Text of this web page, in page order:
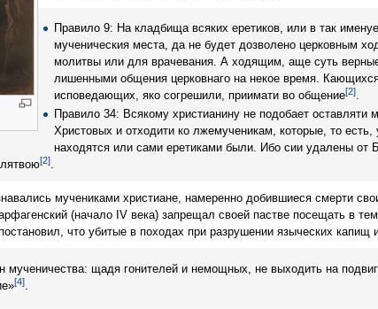
Правило 9: На кладбища всяких еретиков, или в так
мученическия места, да не будет дозволено церковным
молитвы или для врачевания. А ходящим, аще суть
лишенными общения церковнаго на некое время.
исповедающих, яко согрешили, приимати во общение[2].
Правило 34: Всякому христианину не подобает оставляти
Христовых и отходити ко лжемученикам, которые, то есть,
находятся или сами еретиками были. Ибо сии удалены от
[2]
мучениками христиане, намеренно добившиеся смерти
(начало IV века) запрещал своей пастве посещать в
что убитые в походах при разрушении языческих
мученичества: щадя гонителей и немощных, не выходить на
[4].